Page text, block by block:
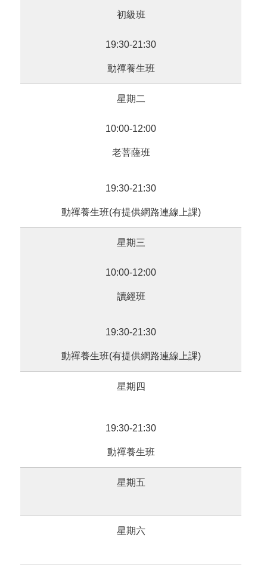
初級班
19:30-21:30
動禪養生班
星期二
10:00-12:00
老菩薩班
19:30-21:30
動禪養生班(有提供網路連線上課)
星期三
10:00-12:00
讀經班
19:30-21:30
動禪養生班(有提供網路連線上課)
星期四
19:30-21:30
動禪養生班
星期五
星期六